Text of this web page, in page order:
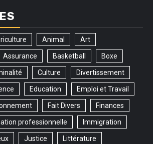
Animal Art
Assurance Basketball Boxe
Culture Divertissement
Education Emploi et Travail
Fait Divers Finances
professionnelle Immigration
Justice Littérature